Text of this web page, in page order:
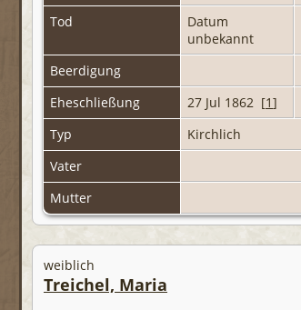
Tod
Datum
unbekannt
Beerdigung
Eheschließung
27 Jul 1862 [1]
Typ
Kirchlich
Vater
Mutter
weiblich
Treichel, Maria